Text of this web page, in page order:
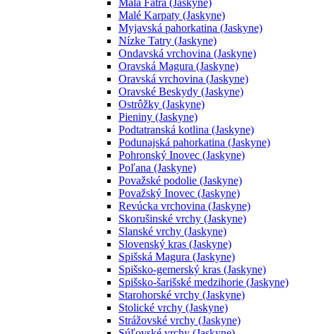
Malé Karpaty (Jaskyne)
Myjavská pahorkatina (Jaskyne)
Nízke Tatry (Jaskyne)
Ondavská vrchovina (Jaskyne)
Oravská Magura (Jaskyne)
Oravská vrchovina (Jaskyne)
Oravské Beskydy (Jaskyne)
Ostrôžky (Jaskyne)
Pieniny (Jaskyne)
Podtatranská kotlina (Jaskyne)
Podunajská pahorkatina (Jaskyne)
Pohronský Inovec (Jaskyne)
Poľana (Jaskyne)
Považské podolie (Jaskyne)
Považský Inovec (Jaskyne)
Revúcka vrchovina (Jaskyne)
Skorušinské vrchy (Jaskyne)
Slanské vrchy (Jaskyne)
Slovenský kras (Jaskyne)
Spišská Magura (Jaskyne)
Spišsko-gemerský kras (Jaskyne)
Spišsko-šarišské medzihorie (Jaskyne)
Starohorské vrchy (Jaskyne)
Stolické vrchy (Jaskyne)
Strážovské vrchy (Jaskyne)